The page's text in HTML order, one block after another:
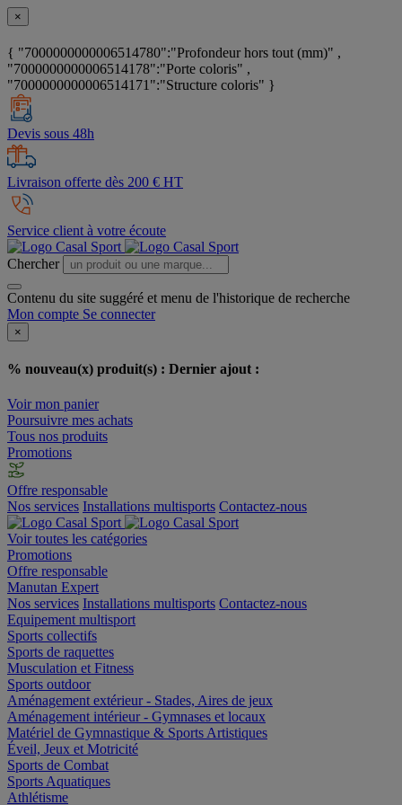
×
{ "7000000000006514780":"Profondeur hors tout (mm)" ,
"7000000000006514178":"Porte coloris" ,
"7000000000006514171":"Structure coloris" }
Devis sous 48h
Livraison offerte dès 200 € HT
Service client à votre écoute
Chercher
Contenu du site suggéré et menu de l'historique de recherche
Mon compte Se connecter
×
% nouveau(x) produit(s) : Dernier ajout :
Voir mon panier
Poursuivre mes achats
Tous nos produits
Promotions
Offre responsable
Nos services Installations multisports Contactez-nous
Voir toutes les catégories
Promotions
Offre responsable
Manutan Expert
Nos services Installations multisports Contactez-nous
Equipement multisport
Sports collectifs
Sports de raquettes
Musculation et Fitness
Sports outdoor
Aménagement extérieur - Stades, Aires de jeux
Aménagement intérieur - Gymnases et locaux
Matériel de Gymnastique & Sports Artistiques
Éveil, Jeux et Motricité
Sports de Combat
Sports Aquatiques
Athlétisme